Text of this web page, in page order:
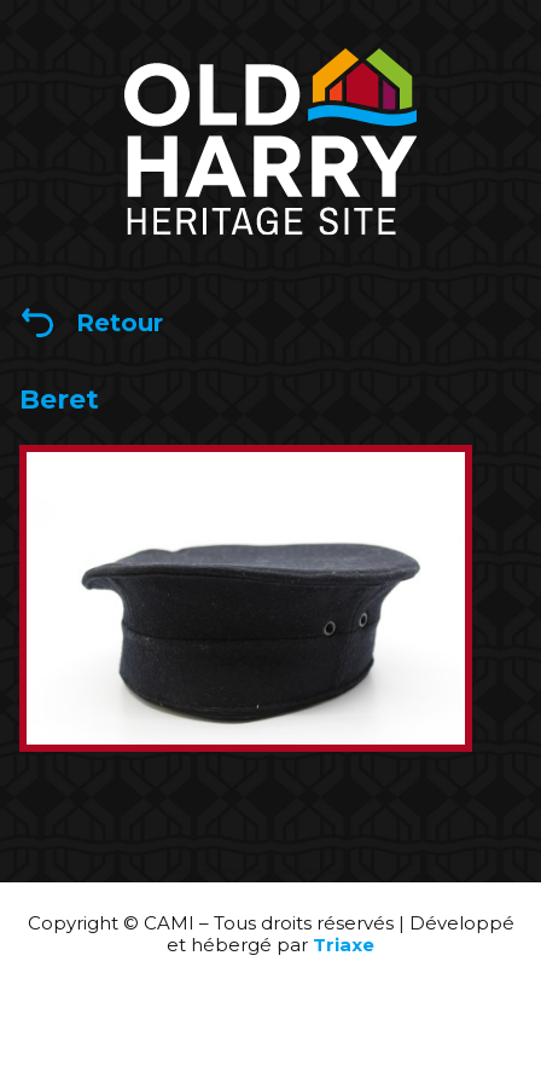
Retour
Beret
Copyright © CAMI – Tous droits réservés | Développé
et hébergé par Triaxe